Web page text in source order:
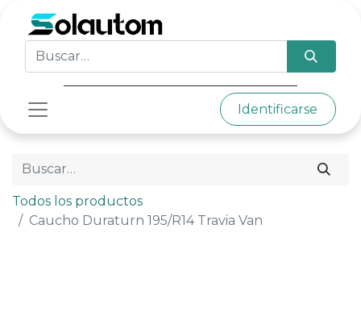
Identificarse
Todos los productos
Caucho Duraturn 195/R14 Travia Van